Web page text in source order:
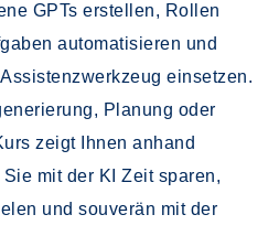
GPTs erstellen, Rollen
automatisieren und
einsetzen.
Planung oder
zeigt Ihnen anhand
mit der KI Zeit sparen,
und souverän mit der